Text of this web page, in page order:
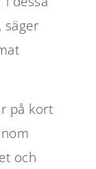
säger
på kort
och